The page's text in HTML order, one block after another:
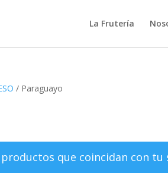
La Frutería
/ Paraguayo
que coincidan con tu